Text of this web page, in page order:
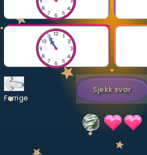
Bestill
LÆREPLAN
Velg læreplan
Logg inn
Forrige
Sjekk svar